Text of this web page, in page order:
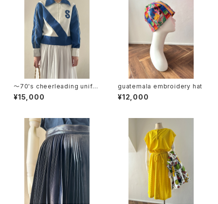
〜70's cheerleading unifor
m half zip jacket
¥15,000
guatemala embroidery hat
¥12,000